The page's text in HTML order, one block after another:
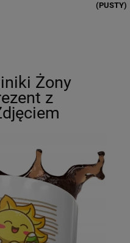
(PUSTY)
Żony
z